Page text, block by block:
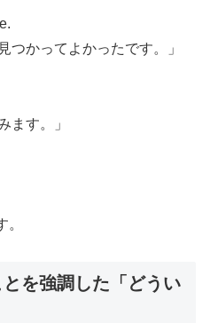
つかってよかったです。」
ます。」
を強調した「どうい